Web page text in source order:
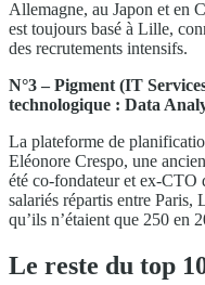
Allemagne, au Japon et en
est toujours basé à Lille,
des recrutements intensifs.
N°3 – Pigment (IT
technologique : Data
La plateforme de
Eléonore Crespo, une
été co-fondateur et ex-CTO
salariés répartis entre
qu’ils n’étaient que 250 en
Le reste du top